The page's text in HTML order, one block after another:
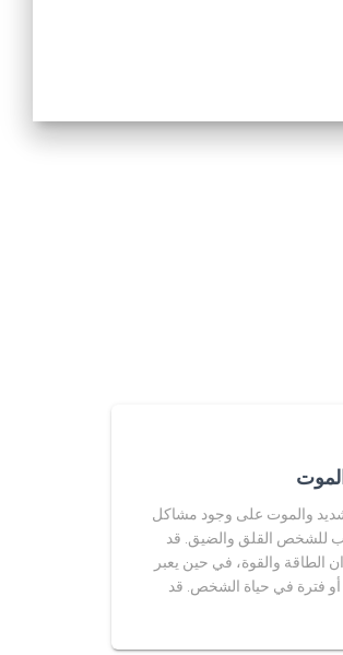
والموت على وجود مشاكل
للشخص القلق والضيق. قد
الطاقة والقوة، في حين يعبر
أو فترة في حياة الشخص. قد